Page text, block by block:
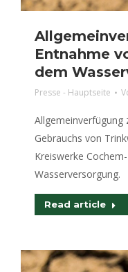
Entnahme
dem
Presse - Hauptseite
Allgemeinverfügung
Gebrauchs von
Kreiswerke
Wasserversorgung.
Read article